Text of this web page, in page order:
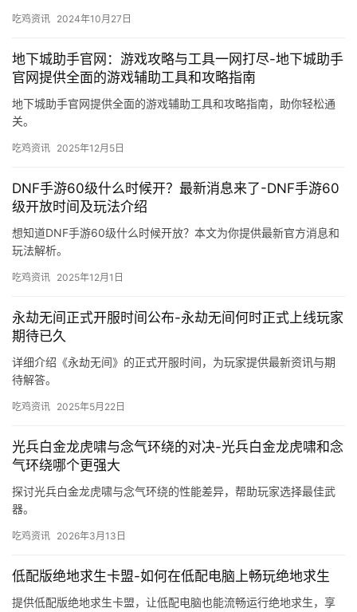
吃鸡资讯 2024年10月27日
地下城助手官网：游戏攻略与工具一网打尽-地下城助手
官网提供全面的游戏辅助工具和攻略指南
地下城助手官网提供全面的游戏辅助工具和攻略指南，助你轻松通
关。
吃鸡资讯 2025年12月5日
DNF手游60级什么时候开？最新消息来了-DNF手游60
级开放时间及玩法介绍
想知道DNF手游60级什么时候开放？本文为你提供最新官方消息和
玩法解析。
吃鸡资讯 2025年12月1日
永劫无间正式开服时间公布-永劫无间何时正式上线玩家
期待已久
详细介绍《永劫无间》的正式开服时间，为玩家提供最新资讯与期
待解答。
吃鸡资讯 2025年5月22日
光兵白金龙虎啸与念气环绕的对决-光兵白金龙虎啸和念
气环绕哪个更强大
探讨光兵白金龙虎啸与念气环绕的性能差异，帮助玩家选择最佳武
器。
吃鸡资讯 2026年3月13日
低配版绝地求生卡盟-如何在低配电脑上畅玩绝地求生
提供低配版绝地求生卡盟，让低配电脑也能流畅运行绝地求生，享